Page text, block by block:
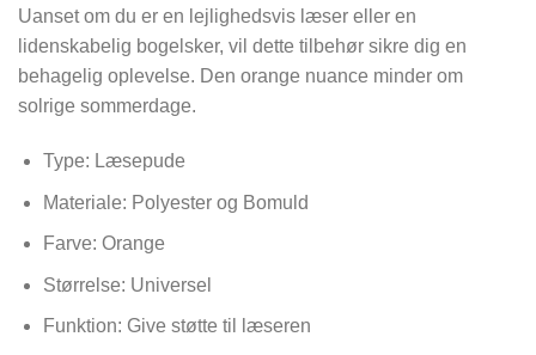
Uanset om du er en lejlighedsvis læser eller en
lidenskabelig bogelsker, vil dette tilbehør sikre dig en
behagelig oplevelse. Den orange nuance minder om
solrige sommerdage.
Type: Læsepude
Materiale: Polyester og Bomuld
Farve: Orange
Størrelse: Universel
Funktion: Give støtte til læseren